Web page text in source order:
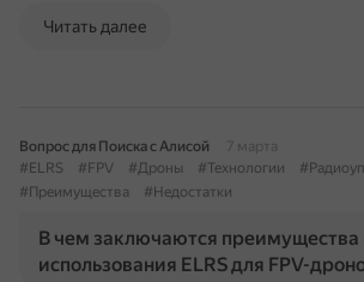
Читать далее
Вопрос для Поиска с Алисой
7 марта
#ELRS
#FPV #Дроны #Технологии
#Преимущества
#Недостатки
В чем заключаются преимущества
использования ELRS для FPV-